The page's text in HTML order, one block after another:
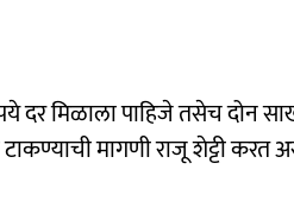
दर मिळाला पाहिजे तसेच दोन
मागणी राजू शेट्टी